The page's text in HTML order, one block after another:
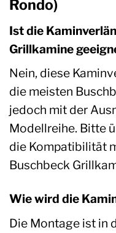
Rondo)
Ist die
Grillkamine
Nein, diese
die meisten
jedoch mit der
Modellreihe. Bitte
die Kompatibilität
Buschbeck
Wie wird die
Die Montage ist in